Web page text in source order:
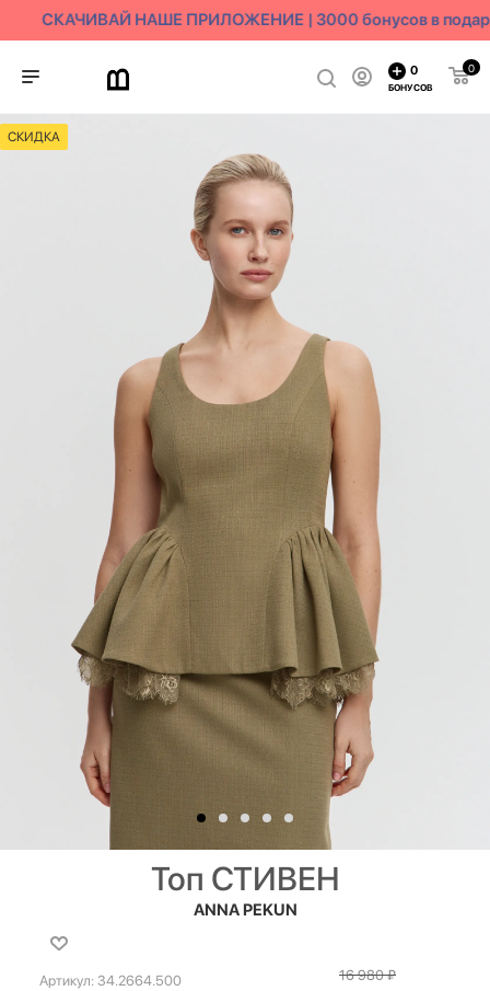
СКАЧИВАЙ НАШЕ ПРИЛОЖЕНИЕ | 3000 бонусов в
0
0
БОНУСОВ
СКИДКА
Топ СТИВЕН
ANNA PEKUN
Артикул: 34.2664.500 16 980₽